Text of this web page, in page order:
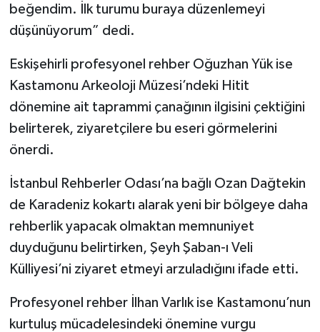
beğendim. İlk turumu buraya düzenlemeyi
düşünüyorum” dedi.
Eskişehirli profesyonel rehber Oğuzhan Yük ise
Kastamonu Arkeoloji Müzesi’ndeki Hitit
dönemine ait taprammi çanağının ilgisini çektiğini
belirterek, ziyaretçilere bu eseri görmelerini
önerdi.
İstanbul Rehberler Odası’na bağlı Ozan Dağtekin
de Karadeniz kokartı alarak yeni bir bölgeye daha
rehberlik yapacak olmaktan memnuniyet
duyduğunu belirtirken, Şeyh Şaban-ı Veli
Külliyesi’ni ziyaret etmeyi arzuladığını ifade etti.
Profesyonel rehber İlhan Varlık ise Kastamonu’nun
kurtuluş mücadelesindeki önemine vurgu